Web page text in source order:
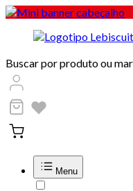
Buscar por produto ou
Menu